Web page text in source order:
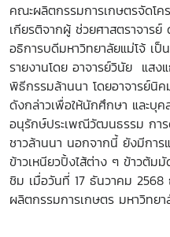
คณะผลิตกรรมการเกษตรจัดโค
เกียรติจากผู้ ช่วยศาสตราจาร
อธิการบดีมหาวิทยาลัยแม่โจ้ เป็
รายงานโดย อาจารย์วินัย แส
พิธีกรรมล้านนา โดยอาจารย์นิ
ดังกล่าวเพื่อให้นักศึกษา และบุค
อนุรักษ์ประเพณีวัฒนธรรม การ
ชาวล้านนา นอกจากนี้ ยังมีกา
ข้าวเหนียวปิ้งไส้ต่าง ๆ ข้าวต้มมั
ชิม เมื่อวันที่ 17 ธันวาคม
ผลิตกรรมการเกษตร มหาวิทยา